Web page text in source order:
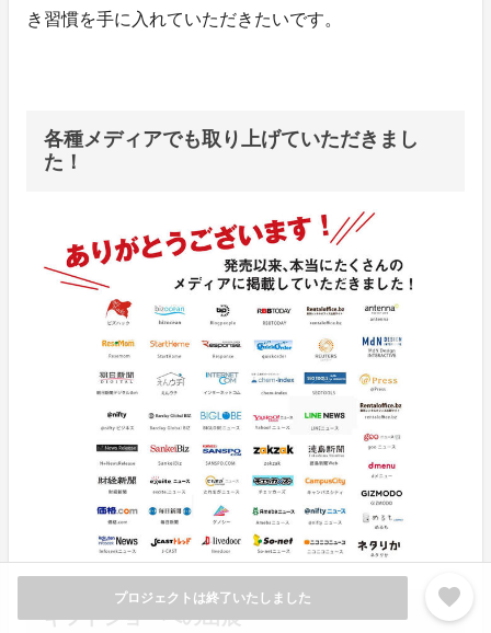
プロジェクトは終了いたしました favorite
き習慣を手に入れていただきたいです。
各種メディアでも取り上げていただきまし
た！
ギフトショーへの出展